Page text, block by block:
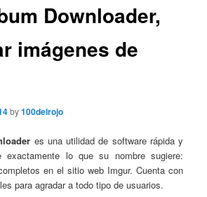
Downloader,
imágenes de
by100delrojo
es una utilidad de software rápida y
exactamente lo que su nombre sugiere:
en el sitio web Imgur. Cuenta con
para agradar a todo tipo de usuarios.